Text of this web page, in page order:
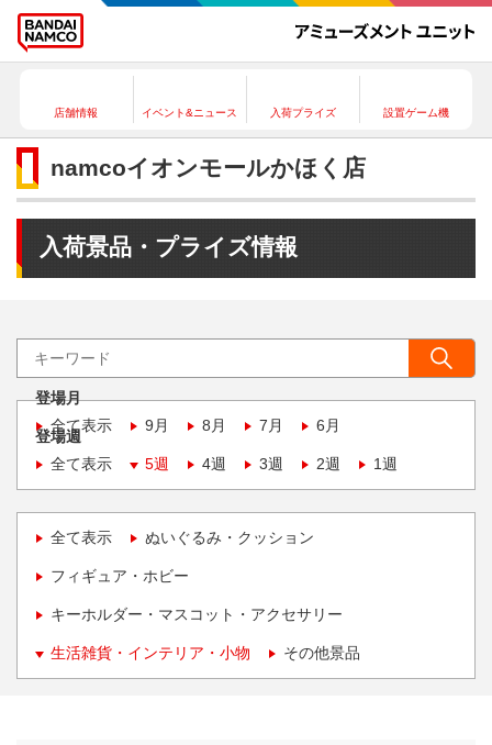
店舗情報 イベント&ニュース 入荷プライズ 設置ゲーム機
namcoイオンモールかほく店
入荷景品・プライズ情報
登場月
全て表示
9月 8月 7月 6月
登場週
全て表示
5週 4週 3週 2週 1週
全て表示 ぬいぐるみ・クッション
フィギュア・ホビー
キーホルダー・マスコット・アクセサリー
生活雑貨・インテリア・小物 その他景品